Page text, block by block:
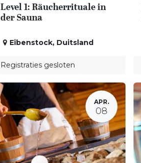
Level 1: Räucherrituale in
der Sauna
Eibenstock, Duitsland
Registraties gesloten
APR.
08